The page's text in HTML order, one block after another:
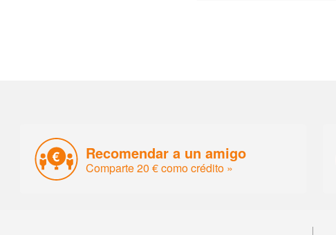
Recomendar a un amigo
Comparte 20 € como crédito »